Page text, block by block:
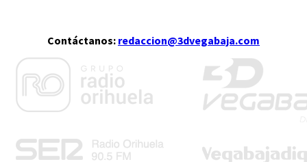
Contáctanos: redaccion@3dvegabaja.com